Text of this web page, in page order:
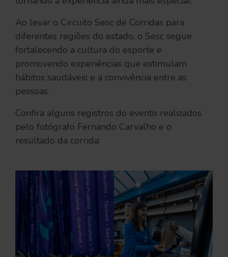
Ao levar o Circuito Sesc de Corridas para
diferentes regiões do estado, o Sesc segue
fortalecendo a cultura do esporte e
promovendo experiências que estimulam
hábitos saudáveis e a convivência entre as
pessoas.
Confira alguns registros do evento realizados
pelo fotógrafo Fernando Carvalho e o
resultado da corrida: